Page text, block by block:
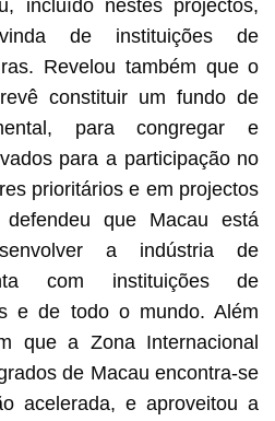
incluído nestes projectos,
de instituições de
Revelou também que o
constituir um fundo de
para congregar e
para a participação no
prioritários e em projectos
que Macau está
a indústria de
com instituições de
e de todo o mundo. Além
que a Zona Internacional
de Macau encontra-se
acelerada, e aproveitou a